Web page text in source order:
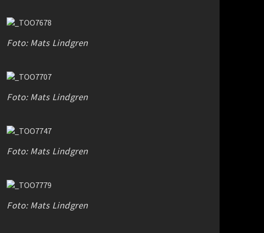
Foto: Mats Lindgren
Foto: Mats Lindgren
Foto: Mats Lindgren
Foto: Mats Lindgren